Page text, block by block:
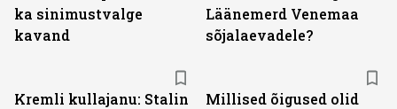
ka sinimustvalge
kavand
Läänemerd Venemaa
sõjalaevadele?
Kremli kullajanu: Stalin
Millised õigused olid